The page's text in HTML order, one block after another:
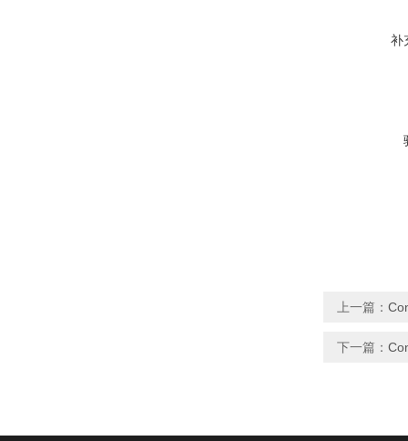
补
上一篇：
下一篇：